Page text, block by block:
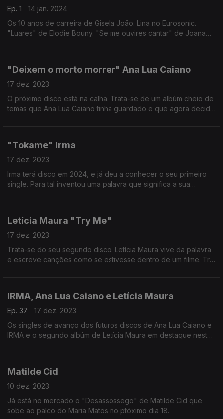
Ep. 1
14 jan. 2024
Os 10 anos de carreira de Gisela João. Lina no Eurosonic.
"Luares" de Elodie Bouny. "Se me ouvires cantar" de Joana
"Deixem o morto morrer" Ana Lua Caiano
17 dez. 2023
O próximo disco está na calha. Trata-se de um albúm cheio de
temas que Ana Lua Caiano tinha guardado e que agora decidiu
"Tokame" Irma
17 dez. 2023
Irma terá disco em 2024, e já deu a conhecer o seu primeiro
single. Para tal inventou uma palavra que significa a sua
Letícia Maura "Try Me"
17 dez. 2023
Trata-se do seu segundo disco. Letícia Maura vive da palavra
e escreve canções como se estivesse dentro de um filme. Try
IRMA, Ana Lua Caiano e Letícia Maura
Ep. 37
17 dez. 2023
Os singles de avanço dos futuros discos de Ana Lua Caiano e
IRMA e o segundo albúm de Letícia Maura em destaque neste
Matilde Cid
10 dez. 2023
Já está no mercado o "Desassossego" de Matilde Cid que
sobe ao palco do Maria Matos no ptóximo dia 18.